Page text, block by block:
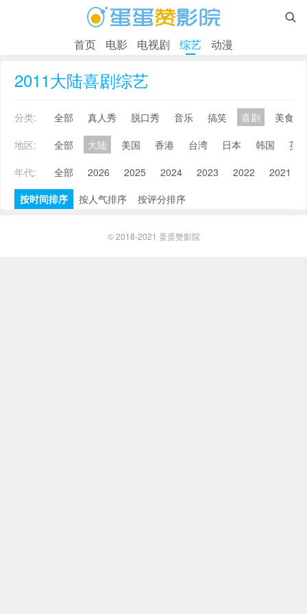

首页 电影 电视剧 综艺 动漫
2011大陆喜剧综艺
分类: 全部 真人秀 脱口秀 音乐 搞笑 喜剧
美食
地区:
全部 大陆 美国 香港 台湾 日本 韩国
英
年代:
全部 2026 2025 2024 2023 2022 2021
按时间排序
按人气排序 按评分排序
© 2018-2021 蛋蛋赞影院